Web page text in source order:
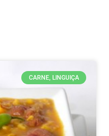
CARNE, LINGUIÇA